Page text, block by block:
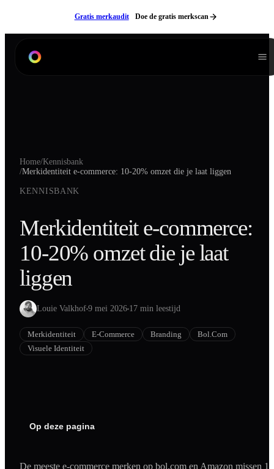
Gratis merkaudit Doe de gratis merkscan
Digitale Handleidingen
3D Modeling
Lifestyle Fotografie
Videografie
Shopify
SEO
AI Blog Schrijven
Podcast Creatie
Home/Kennisbank
/Merkidentiteit e-commerce: 10-20% omzet die je laat liggen
KENNISBANK
Merkidentiteit e-commerce:
10-20% omzet die je laat
liggen
Louie Valkhof 9 mei 2026 17 min leestijd
Merkidentiteit E-Commerce Branding
Bol.com
Visuele Identiteit
Op deze pagina
De meeste e-commerce merken op bol.com en Amazon missen